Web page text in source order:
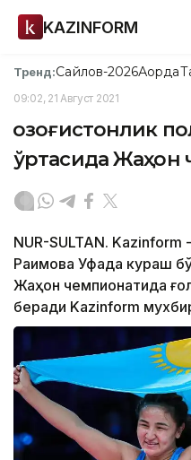
KAZINFORM
Тренд:Сайлов-2026Ақорда
09:02, 21 Август 2021
Қозоғистонлик
ўртасида Жаҳон
NUR-SULTAN. Kazinform
Раимова Уфада кураш
Жаҳон чемпионатида
беради Kazinform